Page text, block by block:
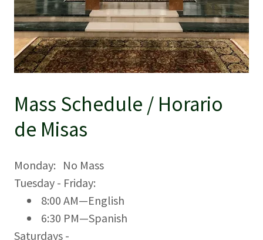
Mass Schedule / Horario
de Misas
Monday: No Mass
Tuesday - Friday:
8:00 AM—English
6:30 PM—Spanish
Saturdays -